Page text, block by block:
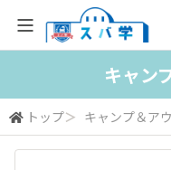
キャン
トップ＞ キャンプ＆ア